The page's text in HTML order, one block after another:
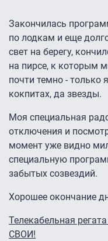
Закончилась
по лодкам и еще
свет на берегу,
на пирсе, к которым
почти темно - только
кокпитах, да звезды.
Моя специальная
отключения и
момент уже видно
специальную
забытых созвездий.
Хорошее окончание
Телекабельная
СВОИ!